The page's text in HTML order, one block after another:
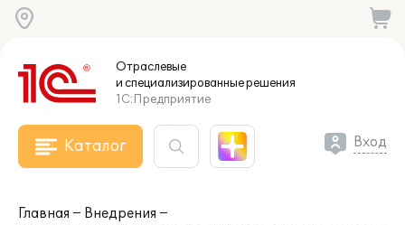
Отраслевые
и специализированныерешения
1С:Предприятие
Каталог Вход
Главная
Внедрения